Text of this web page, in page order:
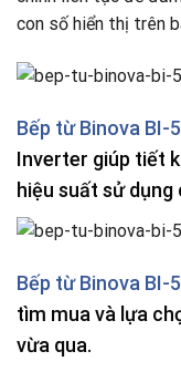
con số hiển thị trên
Bếp từ Binova BI-
Inverter giúp tiết
hiệu suất sử dụng
Bếp từ Binova BI-
tìm mua và lựa
vừa qua.